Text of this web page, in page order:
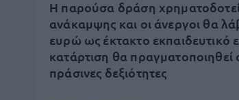
Η παρούσα δράση
ανάκαμψης και οι άνεργοι θα
ευρώ ως έκτακτο εκπαιδευτικό
κατάρτιση θα πραγματοποιηθεί
πράσινες δεξιότητες